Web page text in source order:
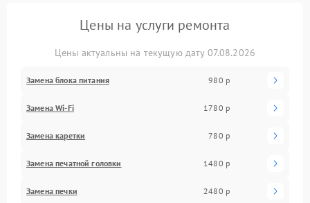
Цены на услуги ремонта
Цены актуальны на текущую дату 07.08.2026
Замена блока питания 980 р
Замена Wi-Fi 1780 р
Замена каретки 780 р
Замена печатной головки 1480 р
Замена печки 2480 р